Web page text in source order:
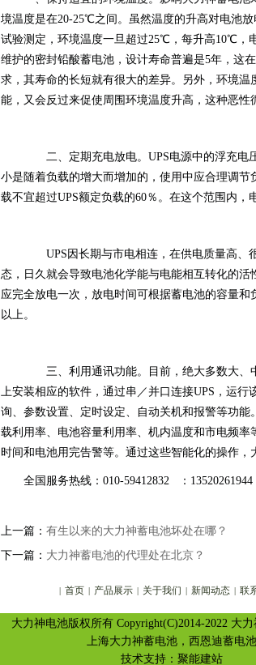
境温度是在20-25℃之间。虽然温度的升高对电池
试验测定，环境温度一旦超过25℃，每升高10℃，
维护的密封铅酸蓄电池，设计寿命普遍是5年，这
求，其寿命的长短就有很大的差异。另外，环境
能，又会反过来促使周围环境温度升高，这种恶性
二、定期充电放电。UPS电源中的浮充电
小是随着负载的增大而增加的，使用中应合理调
载不宜超过UPS额定负载的60％。在这个范围内，
UPS因长期与市电相连，在供电质量高、
态，日久就会导致电池化学能与电能相互转化的
应完全放电一次，放电时间可根据蓄电池的容量
以上。
三、利用通讯功能。目前，绝大多数大、
上安装相应的软件，通过串／并口连接UPS，运
询、参数设置、定时设定、自动关机和报警等功
载利用率、电池容量利用率、机内温度和市电频
时间和电池用完告警等。通过这些智能化的操作，
全国服务热线：010-59412832 ：13520261944
上一篇： 有生以来的大力神蓄电池坏处在哪？
下一篇： 大力神蓄电池的代理处在北京？
| 首页 | 产品展示 | 关于我们 | 新闻动态 | 联
大力神电池版权所有 Copyright(C)2014-2022 大
上海大力神蓄电池，西恩迪蓄电池
技术支持： 聚能建站